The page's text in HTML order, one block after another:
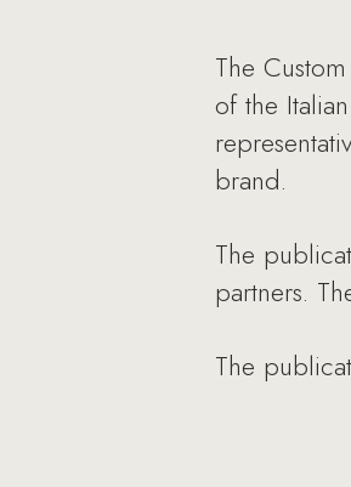
The
of the
brand.
The
partners.
The